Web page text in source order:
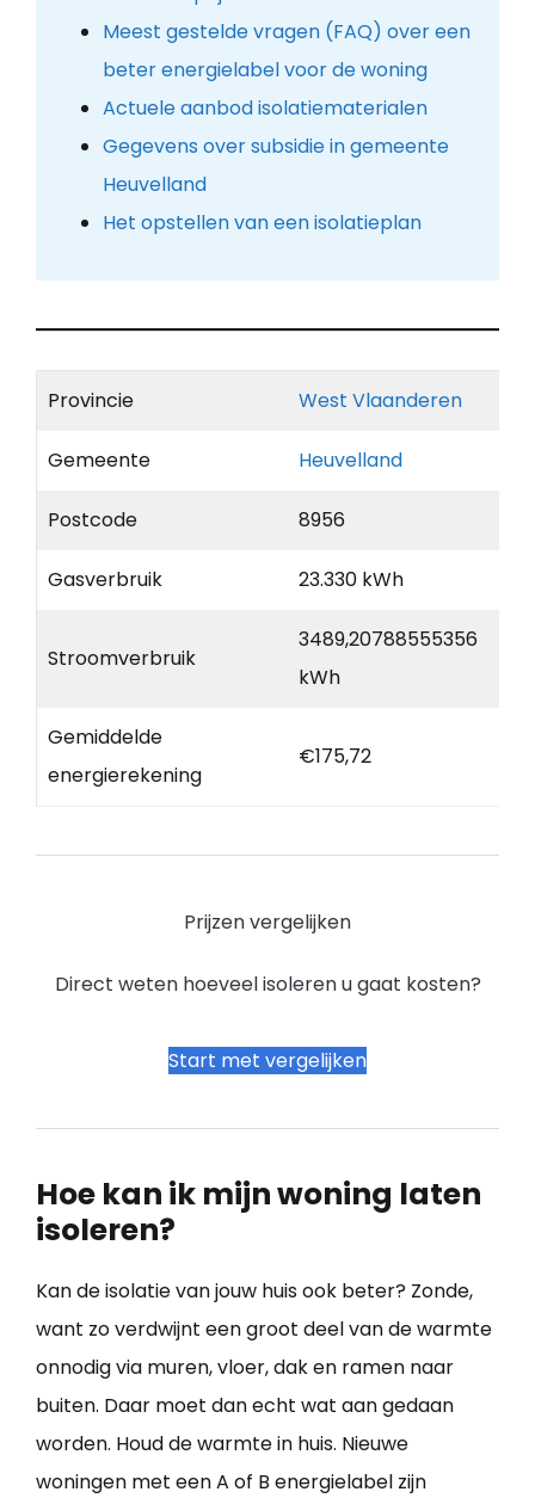
Meest gestelde vragen (FAQ) over een
beter energielabel voor de woning
Actuele aanbod isolatiematerialen
Gegevens over subsidie in gemeente
Heuvelland
Het opstellen van een isolatieplan
Provincie West Vlaanderen
Gemeente Heuvelland
Postcode 8956
Gasverbruik 23.330 kWh
Stroomverbruik
3489,20788555356
kWh
Gemiddelde
energierekening
€175,72
Prijzen vergelijken
Direct weten hoeveel isoleren u gaat kosten?
Start met vergelijken
Hoe kan ik mijn woning laten
isoleren?
Kan de isolatie van jouw huis ook beter? Zonde,
want zo verdwijnt een groot deel van de warmte
onnodig via muren, vloer, dak en ramen naar
buiten. Daar moet dan echt wat aan gedaan
worden. Houd de warmte in huis. Nieuwe
woningen met een A of B energielabel zijn